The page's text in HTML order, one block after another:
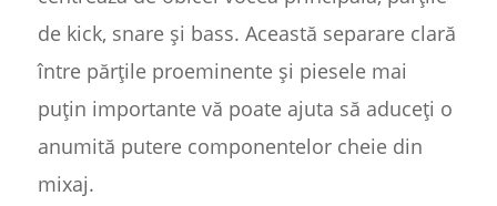
de kick, snare și bass. Această separare clară
între părțile proeminente și piesele mai
puțin importante vă poate ajuta să aduceți o
anumită putere componentelor cheie din
mixaj.